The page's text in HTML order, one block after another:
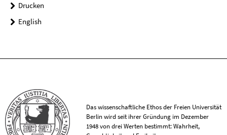
Drucken
English
Das wissenschaftliche Ethos der Freien Universität
Berlin wird seit ihrer Gründung im Dezember
1948 von drei Werten bestimmt: Wahrheit,